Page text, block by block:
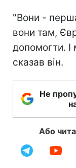
"Вони -
вони там,
допомогти.
сказав він.
Не
Або